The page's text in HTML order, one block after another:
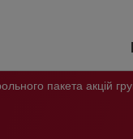
пакета акцій